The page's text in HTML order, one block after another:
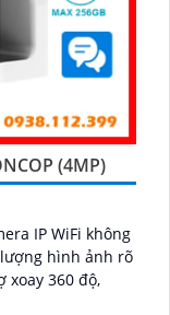
(4MP)
IP WiFi không
hình ảnh rõ